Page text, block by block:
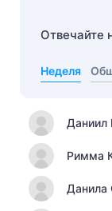
Отвечайте
Неделя
Даниил
Римма
Данила